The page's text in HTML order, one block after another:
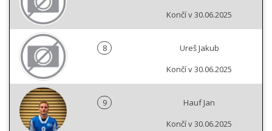
Končí v 30.06.2025
8
Ureš Jakub
Končí v 30.06.2025
9
Hauf Jan
Končí v 30.06.2025